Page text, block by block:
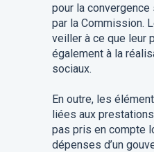
pour la
par la Commission.
veiller à ce que leur
également à la
sociaux.
En outre, les
liées aux
pas pris en compte
dépenses d’un